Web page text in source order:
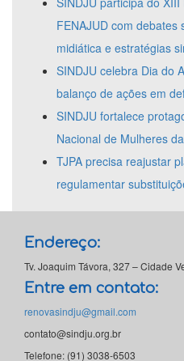
FENAJUD com debates
midiática e estratégias
SINDJU celebra Dia do
balanço de ações em
SINDJU fortalece
Nacional de Mulheres
TJPA precisa reajustar
regulamentar
Endereço:
Tv. Joaquim Távora, 327 – Cidade
Entre em contato:
renovasindju@gmail.com
contato@sindju.org.br
Telefone: (91) 3038-6503